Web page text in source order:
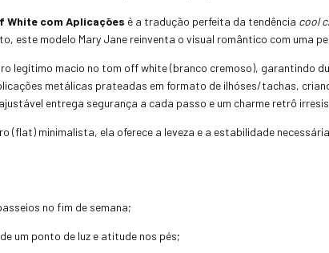
White com Aplicações é a tradução perfeita da tendência cool
este modelo Mary Jane reinventa o visual romântico com uma
legítimo macio no tom off white (branco cremoso), garantindo
metálicas prateadas em formato de ilhóses/tachas,
entrega segurança a cada passo e um charme retrô
(flat) minimalista, ela oferece a leveza e a estabilidade
no fim de semana;
um ponto de luz e atitude nos pés;